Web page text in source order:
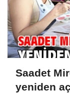
Saadet
yeniden